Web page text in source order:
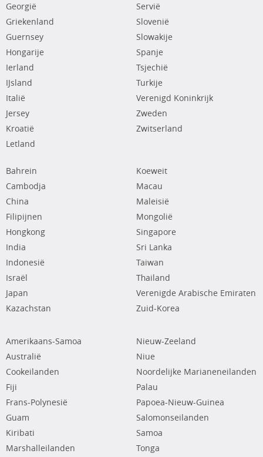
Georgië
Griekenland
Guernsey
Hongarije
Ierland
IJsland
Italië
Jersey
Kroatië
Letland
Servië
Slovenië
Slowakije
Spanje
Tsjechië
Turkije
Verenigd Koninkrijk
Zweden
Zwitserland
Bahrein
Cambodja
China
Filipijnen
Hongkong
India
Indonesië
Israël
Japan
Kazachstan
Koeweit
Macau
Maleisië
Mongolië
Singapore
Sri Lanka
Taiwan
Thailand
Verenigde Arabische Emiraten
Zuid-Korea
Amerikaans-Samoa
Australië
Cookeilanden
Fiji
Frans-Polynesië
Guam
Kiribati
Marshalleilanden
Nieuw-Zeeland
Niue
Noordelijke Marianeneilanden
Palau
Papoea-Nieuw-Guinea
Salomonseilanden
Samoa
Tonga